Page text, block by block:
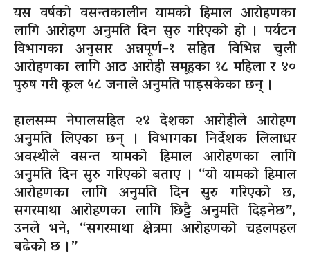
यस वर्षको वसन्तकालीन यामको हिमाल आरोहणका
लागि आरोहण अनुमति दिन सुरु गरिएको हो । पर्यटन
विभागका अनुसार अन्नपूर्ण–१ सहित विभिन्न चुली
आरोहणका लागि आठ आरोही समूहका १८ महिला र ४०
पुरुष गरी कूल ५८ जनाले अनुमति पाइसकेका छन् ।
हालसम्म नेपालसहित २४ देशका आरोहीले आरोहण
अनुमति लिएका छन् । विभागका निर्देशक लिलाधर
अवस्थीले वसन्त यामको हिमाल आरोहणका लागि
अनुमति दिन सुरु गरिएको बताए । “यो यामको हिमाल
आरोहणका लागि अनुमति दिन सुरु गरिएको छ,
सगरमाथा आरोहणका लागि छिट्टै अनुमति दिइनेछ”,
उनले भने, “सगरमाथा क्षेत्रमा आरोहणको चहलपहल
बढेको छ ।”